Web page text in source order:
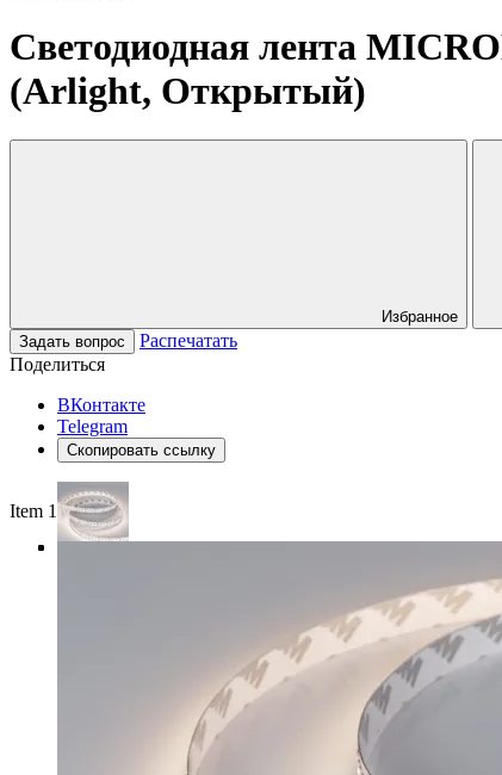
Светодиодная лента
(Arlight, Открытый)
Избранное
Задать вопрос
Распечатать
Поделиться
ВКонтакте
Telegram
Скопировать ссылку
Item 1 of 4